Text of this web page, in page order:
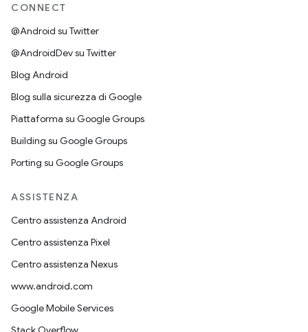
CONNECT
@Android su Twitter
@AndroidDev su Twitter
Blog Android
Blog sulla sicurezza di Google
Piattaforma su Google Groups
Building su Google Groups
Porting su Google Groups
ASSISTENZA
Centro assistenza Android
Centro assistenza Pixel
Centro assistenza Nexus
www.android.com
Google Mobile Services